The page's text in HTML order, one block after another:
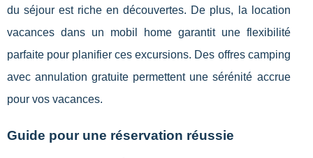
du séjour est riche en découvertes. De plus, la location
vacances dans un mobil home garantit une flexibilité
parfaite pour planifier ces excursions. Des offres camping
avec annulation gratuite permettent une sérénité accrue
pour vos vacances.
Guide pour une réservation réussie